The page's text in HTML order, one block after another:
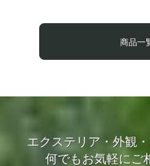
商品一
エクステリア・外観
何でもお気軽にご